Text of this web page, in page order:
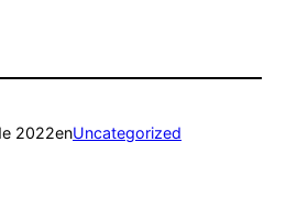
2022enUncategorized